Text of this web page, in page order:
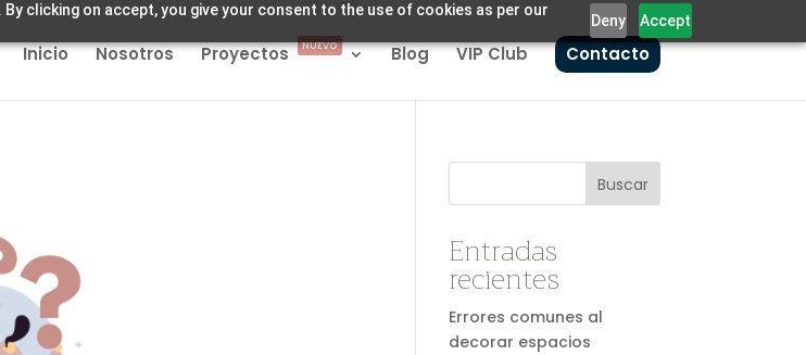
clicking on accept, you give your consent to the use of cookies as per our
Deny Accept
Inicio Nosotros Proyectos NUEVO Blog VIP Club Contacto
Buscar
Entradas
recientes
Errores comunes al
decorar espacios